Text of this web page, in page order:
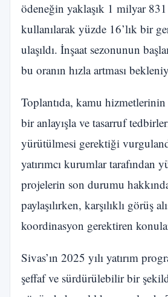
ödeneğin yaklaşık 1 milyar
kullanılarak yüzde 16’lık bir
ulaşıldı. İnşaat sezonunun
bu oranın hızla artması
Toplantıda, kamu hizmetlerinin
bir anlayışla ve tasarruf
yürütülmesi gerektiği
yatırımcı kurumlar tarafından
projelerin son durumu
paylaşılırken, karşılıklı görüş
koordinasyon gerektiren
Sivas’ın 2025 yılı yatırım
şeffaf ve sürdürülebilir bir